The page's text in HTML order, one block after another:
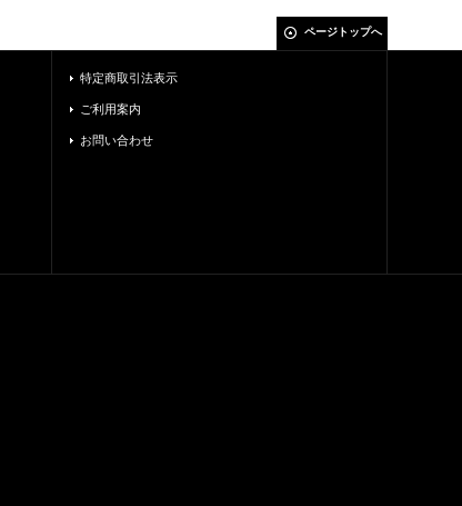
ページトップへ
特定商取引法表示
ご利用案内
お問い合わせ